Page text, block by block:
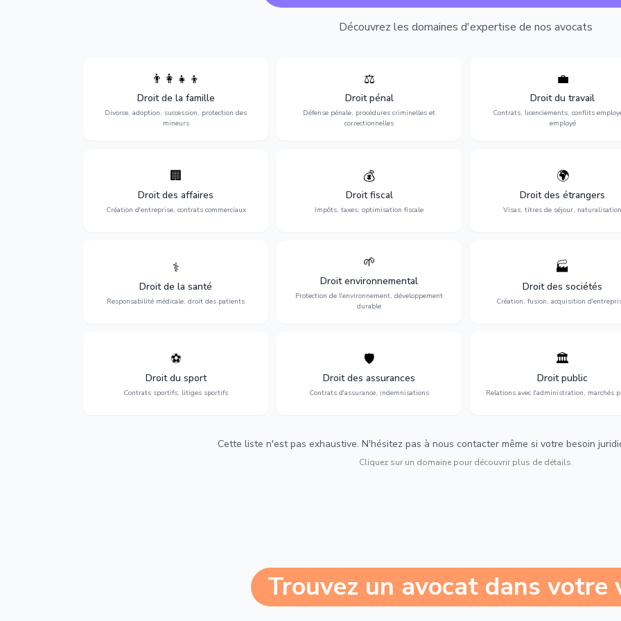
Découvrez les domaines d'expertise de nos avocats
👨‍👩‍👧‍👦
Droit de la famille
Divorce, adoption, succession, protection des
mineurs
succession et protection des personnes
vulnérables.
⚖️
Droit pénal
Défense pénale, procédures criminelles et
correctionnelles
Expertise en matière pénale, de
l'assistance en garde à vue jusqu'au
procès, pour toute affaire correctionnelle
ou criminelle.
💼
Droit du travail
Contrats, licenciements, conflits
employé
Protection de vos droits au
contrats, licenciements,
discrimination et conflits avec
l'employeur.
🏢
Droit des affaires
Création d'entreprise, contrats commerciaux
Accompagnement complet pour votre
entreprise : création, contrats
commerciaux, concurrence et litiges.
💰
Droit fiscal
Impôts, taxes, optimisation fiscale
Optimisation de votre situation fiscale :
déclarations, contentieux, contrôles
fiscaux et planification.
🌍
Droit des étrangers
Visas, titres de séjour, naturalisation
Obtention de vos droits de séjour :
cartes de séjour, regroupement
naturalisation.
⚕️
Droit de la santé
Responsabilité médicale, droit des patients
Défense de vos droits médicaux : erreurs
médicales, responsabilité des praticiens
et indemnisation.
🌱
Droit environnemental
Protection de l'environnement, développement
durable
environnementale, litiges et
développement durable.
🏭
Droit des sociétés
Création, fusion, acquisition
Structuration de votre société :
fusion-acquisition, gouvernance
restructuration.
⚽
Droit du sport
Contrats sportifs, litiges sportifs
Expertise en droit sportif : contrats de
sportifs, transferts, sponsoring et
contentieux.
🛡️
Droit des assurances
Contrats d'assurance, indemnisations
Défense de vos intérêts : contrats
d'assurance, sinistres et indemnisations
optimales.
🏛️
Droit public
Relations avec l'administration, marchés
Gestion de vos relations avec
l'administration : marchés
urbanisme et contentieux.
Cette liste n'est pas exhaustive. N'hésitez pas à nous contacter même si votre besoin
Cliquez sur un domaine pour découvrir plus de détails.
Trouvez un avocat dans votre